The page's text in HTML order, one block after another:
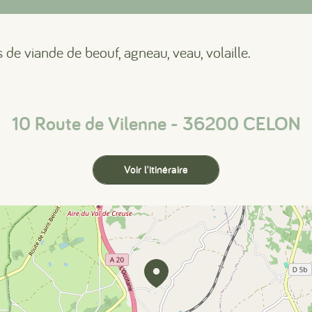
viande de beouf, agneau, veau, volaille.
10 Route de Vilenne - 36200 CELON
Voir l'itinéraire